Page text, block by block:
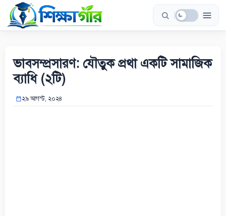
Skip
content
ভাবসম্প্রসারণ: যৌতুক প্রথা একটি সামাজিক
ব্যাধি (২টি)
২৯ আগস্ট, ২০২৪